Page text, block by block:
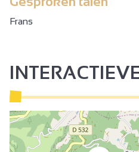
Frans